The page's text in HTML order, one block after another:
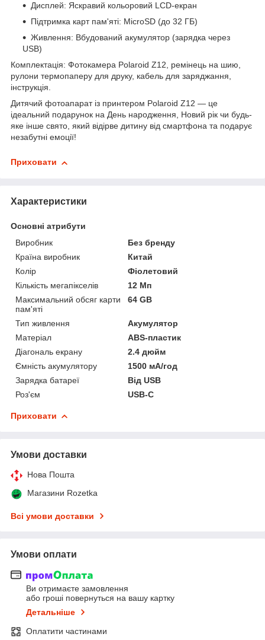
Дисплей: Яскравий кольоровий LCD-екран
Підтримка карт пам'яті: MicroSD (до 32 ГБ)
Живлення: Вбудований акумулятор (зарядка через
USB)
Комплектація: Фотокамера Polaroid Z12, ремінець на шию,
рулони термопаперу для друку, кабель для заряджання,
інструкція.
Дитячий фотоапарат із принтером Polaroid Z12 — це
ідеальний подарунок на День народження, Новий рік чи будь-
яке інше свято, який відірве дитину від смартфона та подарує
незабутні емоції!
Приховати
Характеристики
Основні атрибути
Виробник
Без бренду
Країна виробник
Китай
Колір
Фіолетовий
Кількість мегапікселів
12 Мп
Максимальний обсяг карти
пам'яті
64 GB
Тип живлення
Акумулятор
Матеріал
ABS-пластик
Діагональ екрану
2.4 дюйм
Ємність акумулятору
1500 мА/год
Зарядка батареї
Від USB
Роз'єм
USB-C
Приховати
Умови доставки
Нова Пошта
Магазини Rozetka
Всі умови доставки
Умови оплати
Ви отримаєте замовлення
або гроші повернуться на вашу картку
Детальніше
Оплатити частинами